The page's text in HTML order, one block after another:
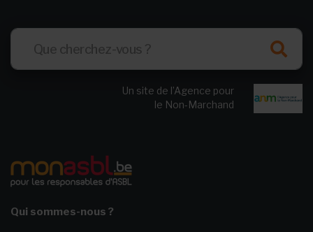
Un site de l’Agence pour
le Non-Marchand
Qui sommes-nous ?